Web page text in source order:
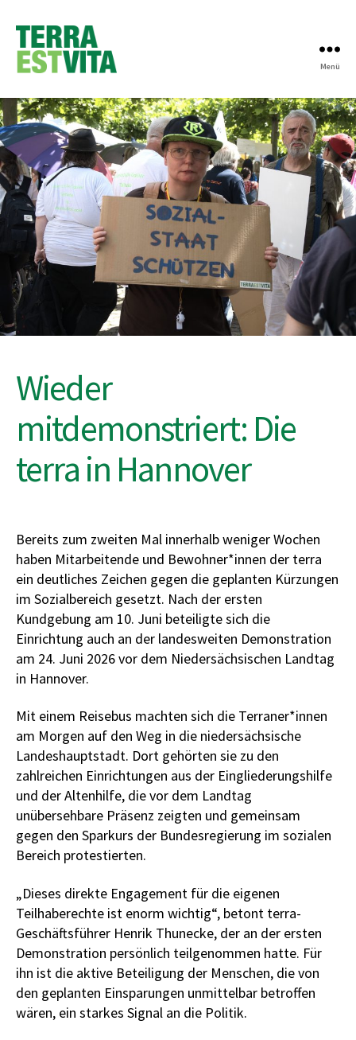
Menü
Wieder
mitdemonstriert: Die
terra in Hannover
Bereits zum zweiten Mal innerhalb weniger Wochen
haben Mitarbeitende und Bewohner*innen der terra
ein deutliches Zeichen gegen die geplanten Kürzungen
im Sozialbereich gesetzt. Nach der ersten
Kundgebung am 10. Juni beteiligte sich die
Einrichtung auch an der landesweiten Demonstration
am 24. Juni 2026 vor dem Niedersächsischen Landtag
in Hannover.
Mit einem Reisebus machten sich die Terraner*innen
am Morgen auf den Weg in die niedersächsische
Landeshauptstadt. Dort gehörten sie zu den
zahlreichen Einrichtungen aus der Eingliederungshilfe
und der Altenhilfe, die vor dem Landtag
unübersehbare Präsenz zeigten und gemeinsam
gegen den Sparkurs der Bundesregierung im sozialen
Bereich protestierten.
„Dieses direkte Engagement für die eigenen
Teilhaberechte ist enorm wichtig“, betont terra-
Geschäftsführer Henrik Thunecke, der an der ersten
Demonstration persönlich teilgenommen hatte. Für
ihn ist die aktive Beteiligung der Menschen, die von
den geplanten Einsparungen unmittelbar betroffen
wären, ein starkes Signal an die Politik.